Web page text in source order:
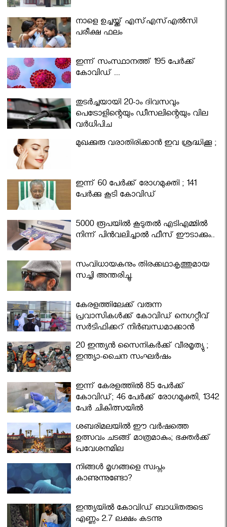
നാളെ ഉച്ചയ്ക്ക് എസ്എസ്എല്‍സി
പരീക്ഷ ഫലം
ഇന്ന് സംസ്ഥാനത്ത് 195 പേര്‍ക്ക്
കോവിഡ് ...
തുടർച്ചയായി 20-ാം ദിവസവും
പെട്രോളിന്റെയും ഡീസലിന്റെയും വില
വര്‍ധിപ്പിച്ചു
മുഖക്കുരു വരാതിരിക്കാന്‍ ഇവ ശ്രദ്ധിക്കൂ ;
ഇന്ന് 60 പേർക്ക് രോഗമുക്തി ; 141
പേര്‍ക്കു കൂടി കോവിഡ്
5000 രൂപയിൽ കൂടുതൽ എടിഎമ്മിൽ
നിന്ന് പിൻവലിച്ചാൽ ഫീസ് ഈടാക്കും..
സംവിധായകനും തിരക്കഥാകൃത്തുമായ
സച്ചി അന്തരിച്ചു.
കേരളത്തിലേക്ക് വരുന്ന
പ്രവാസികള്‍ക്ക് കോവിഡ് നെഗറ്റീവ്
സര്‍ട്ടിഫിക്കറ്റ് നിർബന്ധമാക്കാൻ
മന്ത്രിസഭ
20 ഇന്ത്യൻ സൈനികർക്ക് വീരമൃത്യു ;
ഇന്ത്യാ-ചൈന സംഘർഷം
ഇന്ന് കേരളത്തിൽ 85 പേർക്ക്
കോവിഡ്; 46 പേർക്ക് രോഗമുക്തി, 1342
പേർ ചികിത്സയിൽ
ശബരിമലയില്‍ ഈ വർഷത്തെ
ഉത്സവം ചടങ്ങ് മാത്രമാകും; ഭക്തർക്ക്
പ്രവേശനമില്ല
നിങ്ങള്‍ മൃഗങ്ങളെ സ്വപ്നം
കാണുന്നുണ്ടോ?
ഇന്ത്യയിൽ കോവിഡ് ബാധിതരുടെ
എണ്ണം 2.7 ലക്ഷം കടന്നു